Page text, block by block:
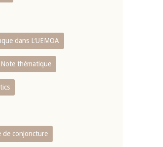
dans L‘UEMOA
Note thématique
de conjoncture